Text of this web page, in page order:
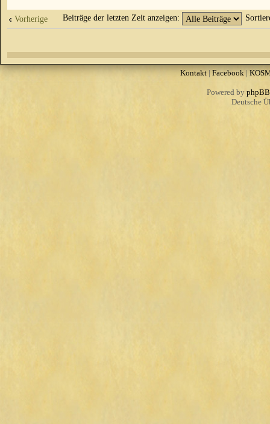
Vorherige Beiträge der letzten Zeit anzeigen:
Kontakt| Facebook |
Powered by phpBB
Deutsche